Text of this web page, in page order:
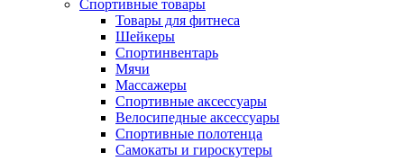
Спортивные товары
Товары для фитнеса
Шейкеры
Спортинвентарь
Мячи
Массажеры
Спортивные аксессуары
Велосипедные аксессуары
Спортивные полотенца
Самокаты и гироскутеры